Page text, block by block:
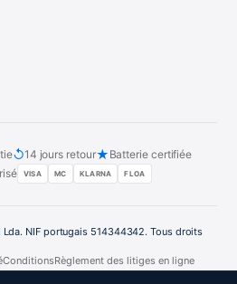
↺14 jours retour★ Batterie certifiée
VISA MC KLARNA FLOA
NIF portugais 514344342. Tous droits
ConditionsRèglement des litiges en ligne